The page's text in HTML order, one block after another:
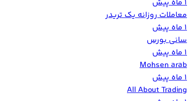
1 ماه پیش
معاملات روزانه یک تریدر
1 ماه پیش
سانی بورس
1 ماه پیش
Mohsen arab
1 ماه پیش
All About Trading